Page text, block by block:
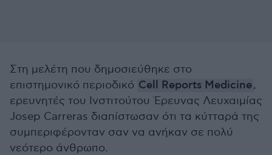
Στη μελέτη που δημοσιεύθηκε στο
επιστημονικό περιοδικό Cell Reports Medicine,
ερευνητές του Ινστιτούτου Έρευνας Λευχαιμίας
Josep Carreras διαπίστωσαν ότι τα κύτταρά της
συμπεριφέρονταν σαν να ανήκαν σε πολύ
νεότερο άνθρωπο.